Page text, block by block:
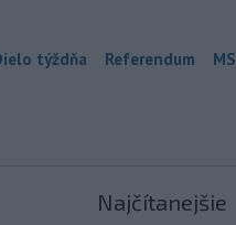
týždňa Referendum
Najčítanejšie